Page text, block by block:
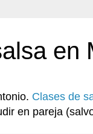
en
Clases de
en pareja